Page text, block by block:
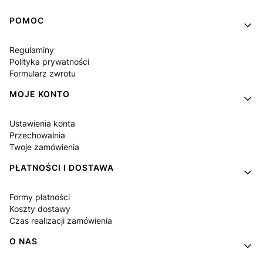
Linki w stopce
POMOC
Regulaminy
Polityka prywatności
Formularz zwrotu
MOJE KONTO
Ustawienia konta
Przechowalnia
Twoje zamówienia
PŁATNOŚCI I DOSTAWA
Formy płatności
Koszty dostawy
Czas realizacji zamówienia
O NAS